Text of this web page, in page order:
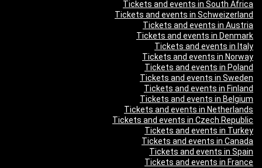
Tickets and events in South Africa
Tickets and events in Schweizerland
Tickets and events in Austria
Tickets and events in Denmark
Tickets and events in Italy
Tickets and events in Norway
Tickets and events in Poland
Tickets and events in Sweden
Tickets and events in Finland
Tickets and events in Belgium
Tickets and events in Netherlands
Tickets and events in Czech Republic
Tickets and events in Turkey
Tickets and events in Canada
Tickets and events in Spain
Tickets and events in France